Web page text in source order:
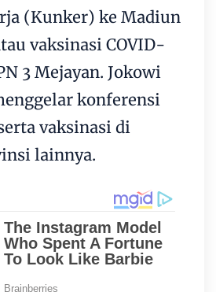
(Kunker) ke Madiun
vaksinasi COVID-
3 Mejayan. Jokowi
konferensi
vaksinasi di
lainnya.